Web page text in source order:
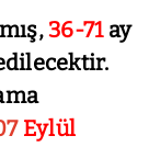
36-71ay
Eylül